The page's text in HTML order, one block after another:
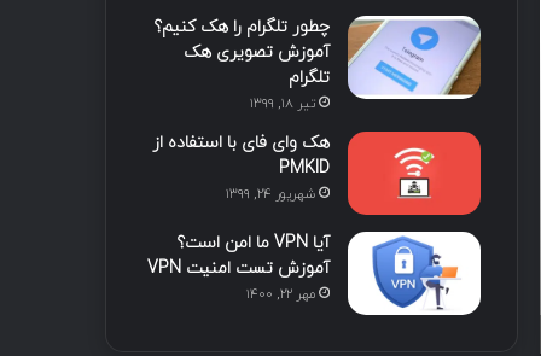
م
چطور تلگرام را هک کنیم؟
آموزش تصویری هک
تلگرام
تیر ۱۸, ۱۳۹۹
هک وای فای با استفاده از
PMKID
شهریور ۲۴, ۱۳۹۹
آیا VPN ما امن است؟
آموزش تست امنیت VPN
مهر ۲۲, ۱۴۰۰